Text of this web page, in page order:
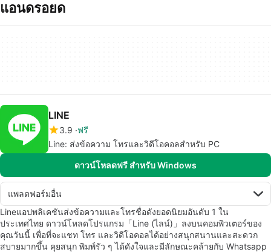
แอนดรอยด
LINE
3.9 ฟรี
Line: ส่งข้อความ โทรและวิดีโอคอลสำหรับ PC
ดาวน์โหลดฟรี สำหรับ Windows
แพลตฟอร์มอื่น
Lineแอปพลิเคชันส่งข้อความและโทรชื่อดังยอดนิยมอันดับ 1 ใน
ประเทศไทย ดาวน์โหลดโปรแกรม「Line (ไลน์)」ลงบนคอมพิวเตอร์ของ
คุณวันนี้ เพื่อที่จะแชท โทร และวิดีโอคอลได้อย่างสนุกสนานและสะดวก
สบายมากขึ้น คุยสนุก พิมพ์รัว ๆ ได้ดังใจและมีลักษณะคล้ายกับ Whatsapp